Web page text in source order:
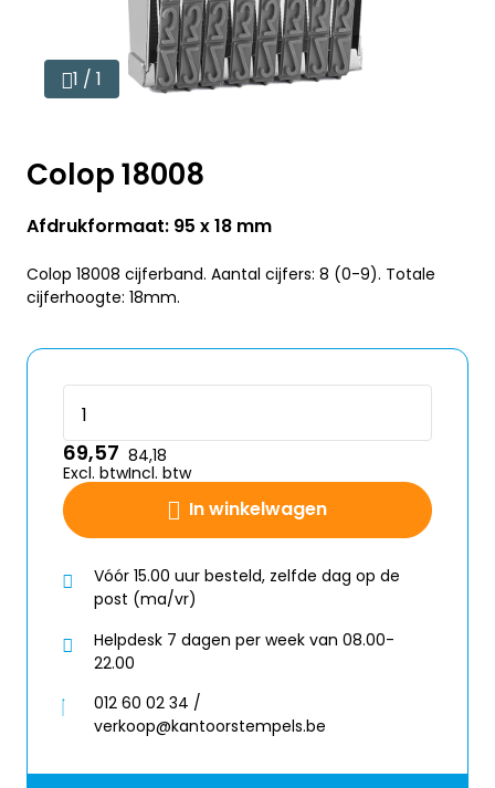
1 / 1
Colop 18008
Afdrukformaat: 95 x 18 mm
Colop 18008 cijferband. Aantal cijfers: 8 (0-9). Totale
cijferhoogte: 18mm.
In winkelwagen
69,57
Excl. btw
84,18
Incl. btw
Vóór 15.00 uur besteld, zelfde dag op de
post (ma/vr)
Helpdesk 7 dagen per week van 08.00-
22.00
012 60 02 34 /
verkoop@kantoorstempels.be